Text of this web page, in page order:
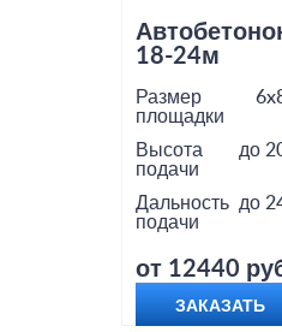
18-24м
Размер
площадки
Высота
подачи
до
Дальность
подачи
до
от 12440
ЗАКАЗАТЬ